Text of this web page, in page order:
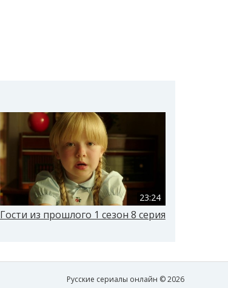
23:24
Гости из прошлого 1 сезон 8 серия
Русские сериалы онлайн © 2026